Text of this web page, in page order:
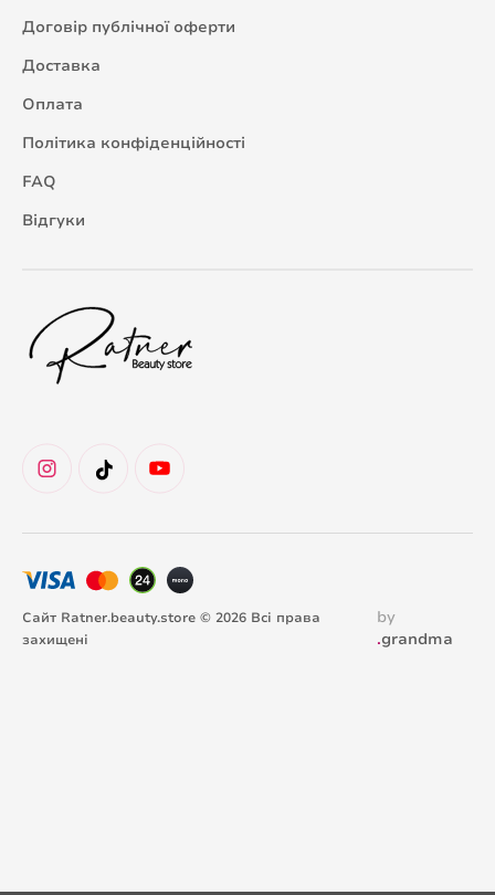
Договір публічної оферти
Доставка
Оплата
Політика конфіденційності
FAQ
Відгуки
Сайт Ratner.beauty.store © 2026 Всі права
захищені
by
.grandma